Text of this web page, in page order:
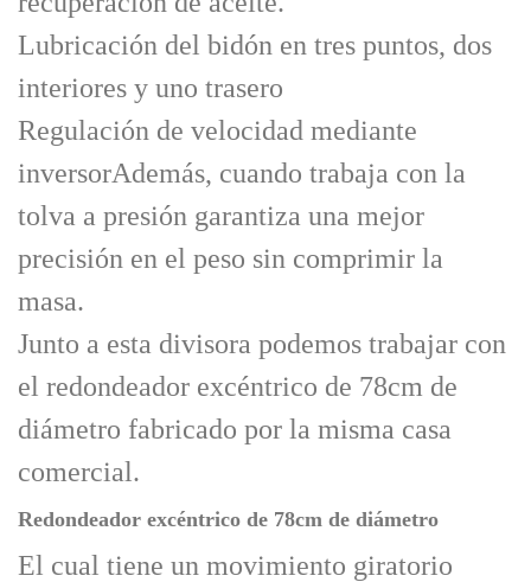
Lubricación del bidón en tres puntos, dos
interiores y uno trasero
Regulación de velocidad mediante
inversorAdemás, cuando trabaja con la
tolva a presión garantiza una mejor
precisión en el peso sin comprimir la
masa.
Junto a esta divisora podemos trabajar con
el redondeador excéntrico de 78cm de
diámetro fabricado por la misma casa
comercial.
Redondeador excéntrico de 78cm de diámetro
El cual tiene un movimiento giratorio